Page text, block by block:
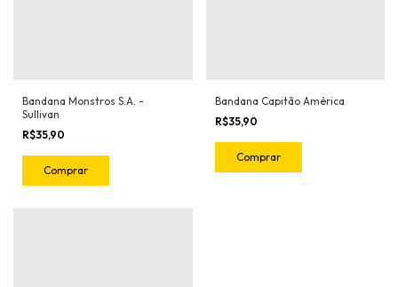
Bandana Monstros S.A. -
Sullivan
R$35,90
Comprar
Bandana Capitão América
R$35,90
Comprar